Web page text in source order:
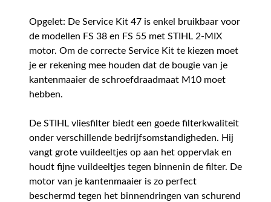
Opgelet: De Service Kit 47 is enkel bruikbaar voor
de modellen FS 38 en FS 55 met STIHL 2-MIX
motor. Om de correcte Service Kit te kiezen moet
je er rekening mee houden dat de bougie van je
kantenmaaier de schroefdraadmaat M10 moet
hebben.
De STIHL vliesfilter biedt een goede filterkwaliteit
onder verschillende bedrijfsomstandigheden. Hij
vangt grote vuildeeltjes op aan het oppervlak en
houdt fijne vuildeeltjes tegen binnenin de filter. De
motor van je kantenmaaier is zo perfect
beschermd tegen het binnendringen van schurend